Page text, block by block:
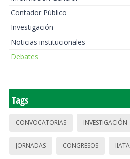
Contador Público
Investigación
Noticias institucionales
Debates
Tags
CONVOCATORIAS INVESTIGACIÓN
JORNADAS CONGRESOS IIATA